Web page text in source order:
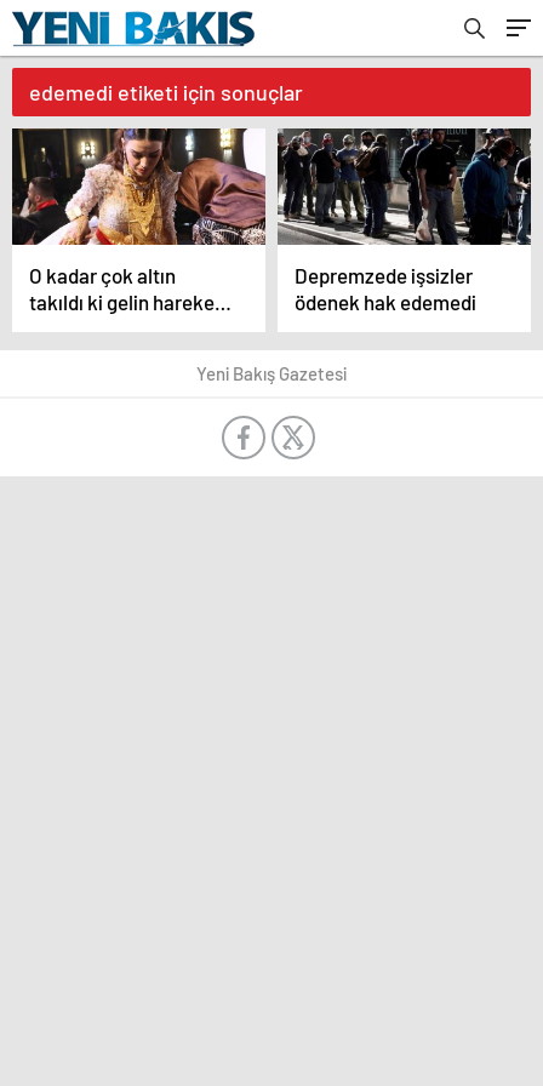
edemedi etiketi için sonuçlar
O kadar çok altın
takıldı ki gelin hareket
edemedi!
Depremzede işsizler
ödenek hak edemedi
Yeni Bakış Gazetesi